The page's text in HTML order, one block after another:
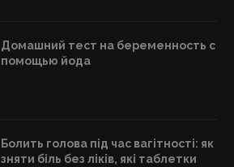
Домашний тест на беременность с
помощью йода
Болить голова під час вагітності: як
зняти біль без ліків, які таблетки